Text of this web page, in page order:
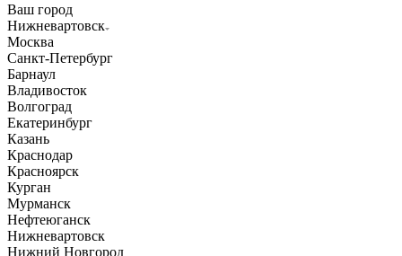
Ваш город
Нижневартовск
Москва
Санкт-Петербург
Барнаул
Владивосток
Волгоград
Екатеринбург
Казань
Краснодар
Красноярск
Курган
Мурманск
Нефтеюганск
Нижневартовск
Нижний Новгород